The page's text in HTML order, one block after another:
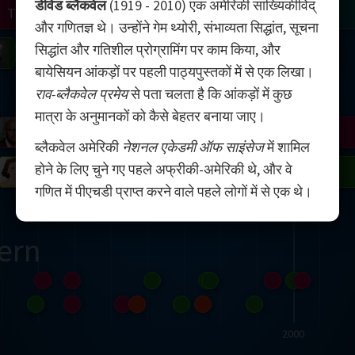
2000
Avila
Mirzakhani
Tao
Bourgain
Matiyasevich
Uhlenbeck
Easley
Serre
Mandelbrot
Robinson
Gardner
Turingडेविड ब्लैकवेल(1919 - 2010) एक अमेरिकी सांख्यिकीविद्
और गणितज्ञ थे। उन्होंने गेम थ्योरी, संभाव्यता सिद्धांत, सूचना
सिद्धांत और गतिशील प्रोग्रामिंग पर काम किया, और
बायेसियन आंकड़ों पर पहली पाठ्यपुस्तकों में से एक लिखा।
राव-ब्लैकवेल प्रमेयसे पता चलता है कि आंकड़ों में कुछ
मात्रा के अनुमानकों को कैसे बेहतर बनाया जाए।
ब्लैकवेल अमेरिकी नेशनल एकेडमी ऑफ साइंसेजमें शामिल
होने के लिए चुने गए पहले अफ्रीकी-अमेरिकी थे, और वे
गणित में पीएचडी प्राप्त करने वाले पहले लोगों में से एक थे।